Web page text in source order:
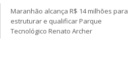
Maranhão alcança R$ 14 milhões para
estruturar e qualificar Parque
Tecnológico Renato Archer